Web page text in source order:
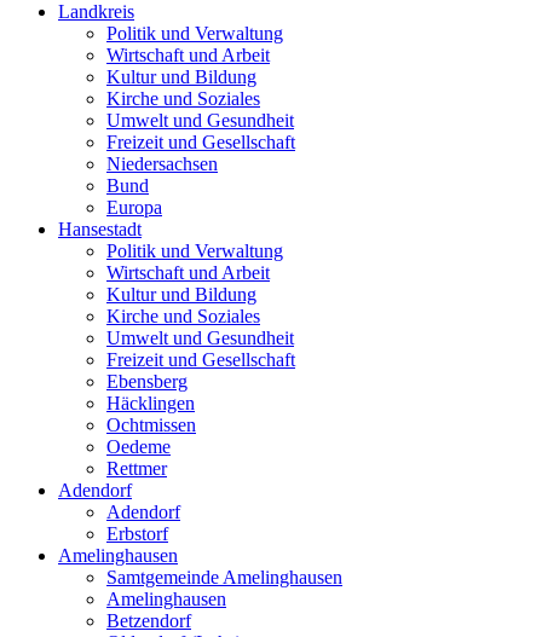
Landkreis
Politik und Verwaltung
Wirtschaft und Arbeit
Kultur und Bildung
Kirche und Soziales
Umwelt und Gesundheit
Freizeit und Gesellschaft
Niedersachsen
Bund
Europa
Hansestadt
Politik und Verwaltung
Wirtschaft und Arbeit
Kultur und Bildung
Kirche und Soziales
Umwelt und Gesundheit
Freizeit und Gesellschaft
Ebensberg
Häcklingen
Ochtmissen
Oedeme
Rettmer
Adendorf
Adendorf
Erbstorf
Amelinghausen
Samtgemeinde Amelinghausen
Amelinghausen
Betzendorf